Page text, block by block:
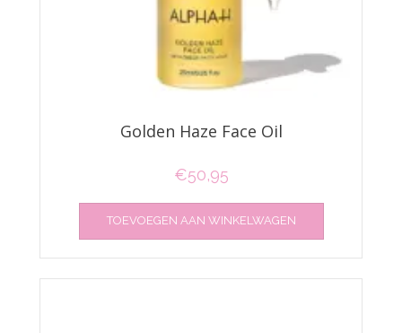
Golden Haze Face Oil
€50,95
TOEVOEGEN AAN WINKELWAGEN